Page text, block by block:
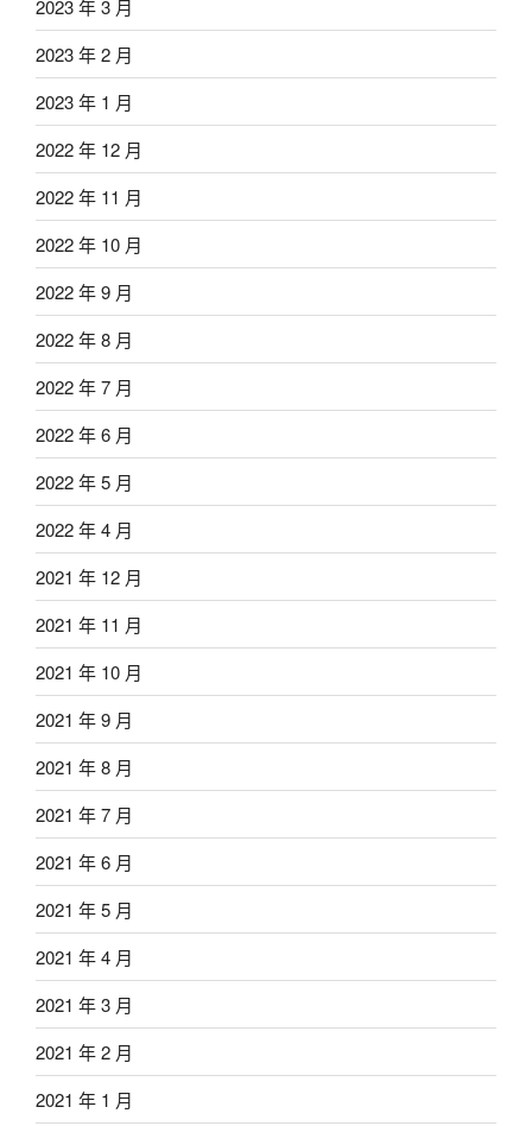
2023 年 3 月
2023 年 2 月
2023 年 1 月
2022 年 12 月
2022 年 11 月
2022 年 10 月
2022 年 9 月
2022 年 8 月
2022 年 7 月
2022 年 6 月
2022 年 5 月
2022 年 4 月
2021 年 12 月
2021 年 11 月
2021 年 10 月
2021 年 9 月
2021 年 8 月
2021 年 7 月
2021 年 6 月
2021 年 5 月
2021 年 4 月
2021 年 3 月
2021 年 2 月
2021 年 1 月